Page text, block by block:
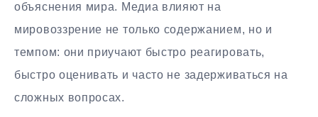
объяснения мира. Медиа влияют на
мировоззрение не только содержанием, но и
темпом: они приучают быстро реагировать,
быстро оценивать и часто не задерживаться на
сложных вопросах.